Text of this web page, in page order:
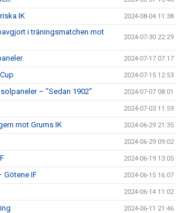
IK 2024-08-04 11:38
i träningsmatchen mot
2024-07-30 22:29
2024-07-17 07:17
2024-07-15 12:53
– ”Sedan 1902” 2024-07-07 08:01
2024-07-03 11:59
mot Grums IK 2024-06-29 21:35
2024-06-29 09:02
2024-06-19 13:05
Götene IF 2024-06-15 16:07
2024-06-14 11:02
2024-06-11 21:46